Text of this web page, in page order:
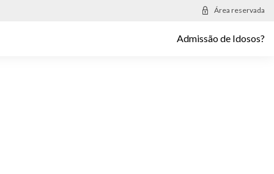
Área reservada
Admissão de Idosos?